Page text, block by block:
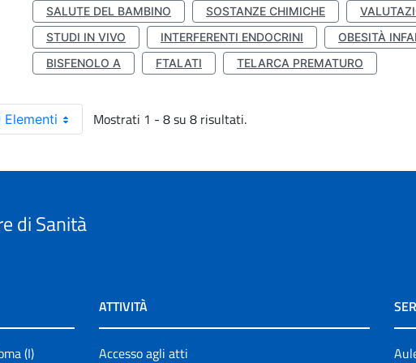
SALUTE DEL BAMBINO
SOSTANZE CHIMICHE
STUDI IN VIVO
INTERFERENTI ENDOCRINI OBESITÀ
BISFENOLO A
FTALATI TELARCA PREMATURO
Elementi Mostrati 1 - 8 su 8 risultati.
di Sanità
(I)
ATTIVITÀ
Accesso agli atti